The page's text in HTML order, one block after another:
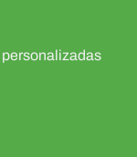
personalizadas